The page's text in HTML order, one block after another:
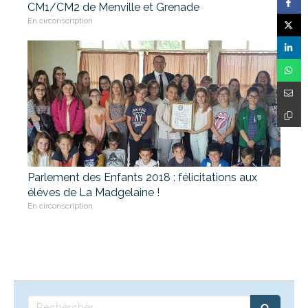
CM1/CM2 de Menville et Grenade
En circonscription
Parlement des Enfants 2018 : félicitations aux
éléves de La Madgelaine !
En circonscription
Rechercher